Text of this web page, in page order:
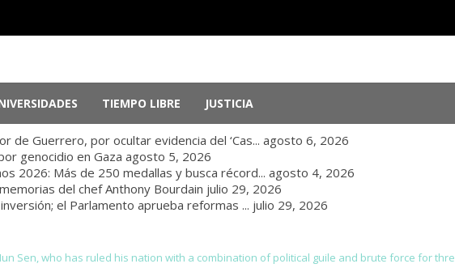
TIEMPO LIBRE JUSTICIA
de Guerrero, por ocultar evidencia del ‘Cas... agosto 6, 2026
genocidio en Gaza agosto 5, 2026
2026: Más de 250 medallas y busca récord... agosto 4, 2026
del chef Anthony Bourdain julio 29, 2026
el Parlamento aprueba reformas ... julio 29, 2026
Sen, who has ruled his nation with a combination of political guile and brute force for